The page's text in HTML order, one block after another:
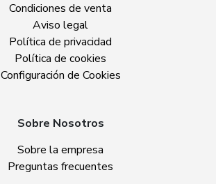
Condiciones de venta
Aviso legal
Política de privacidad
Política de cookies
Configuración de Cookies
Sobre Nosotros
Sobre la empresa
Preguntas frecuentes